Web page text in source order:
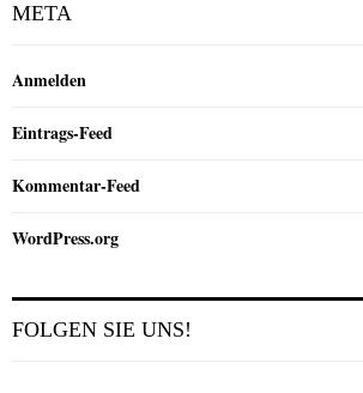
META
Anmelden
Eintrags-Feed
Kommentar-Feed
WordPress.org
FOLGEN SIE UNS!